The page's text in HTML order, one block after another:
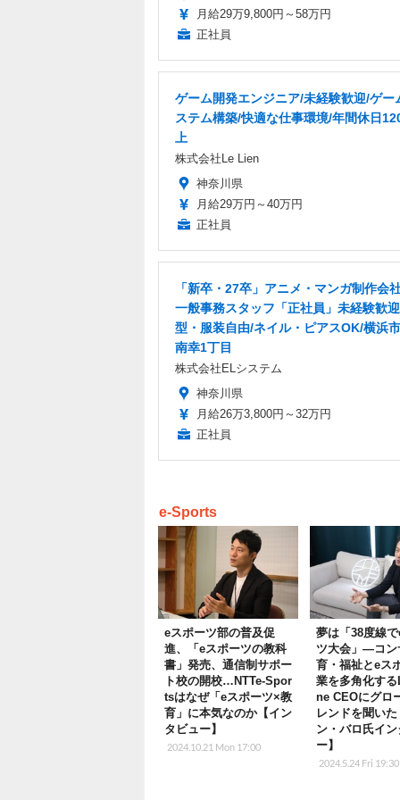
月給29万9,800円～58万円
正社員
ゲーム開発エンジニア/未経験歓迎/ゲー
ステム構築/快適な仕事環境/年間休日
上
株式会社Le Lien
神奈川県
月給29万円～40万円
正社員
「新卒・27卒」アニメ・マンガ制作会
一般事務スタッフ「正社員」未経験歓
型・服装自由/ネイル・ピアスOK/横浜
南幸1丁目
株式会社ELシステム
神奈川県
月給26万3,800円～32万円
正社員
e-Sports
eスポーツ部の普及促
進、「eスポーツの教科
書」発売、通信制サポー
ト校の開校…NTTe-Spor
tsはなぜ「eスポーツ×教
育」に本気なのか【イン
タビュー】
2024.10.21 Mon 17:00
夢は「38度線
ツ大会」―コン
育・福祉とeス
業を多角化す
ne CEOにグロ
レンドを聞い
ン・バロ氏イ
ー】
2024.5.24 Fri 19:30